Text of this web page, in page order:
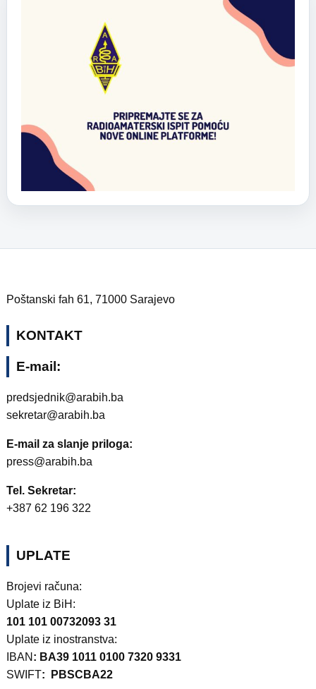
Poštanski fah 61, 71000 Sarajevo
KONTAKT
E-mail:
predsjednik@arabih.ba
sekretar@arabih.ba
E-mail za slanje priloga:
press@arabih.ba
Tel. Sekretar:
+387 62 196 322
UPLATE
Brojevi računa:
Uplate iz BiH:
101 101 00732093 31
Uplate iz inostranstva:
IBAN : BA39 1011 0100 7320 9331
SWIFT: PBSCBA22